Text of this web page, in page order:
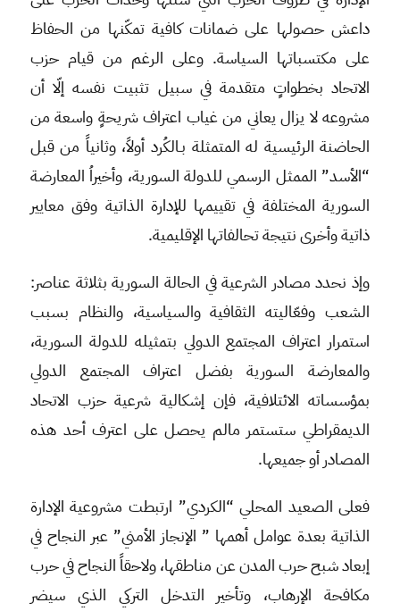
داعش حصولها على ضمانات كافية تمكّنها من الحفاظ
على مكتسباتها السياسة. وعلى الرغم من قيام حزب
الاتحاد بخطواتٍ متقدمة في سبيل تثبيت نفسه إلّا أن
مشروعه لا يزال يعاني من غياب اعتراف شريحةٍ واسعة من
الحاضنة الرئيسية له المتمثلة بـالكُرد أولاً، وثانياً من قبل
“الأسد” الممثل الرسمي للدولة السورية، وأخيراُ المعارضة
السورية المختلفة في تقييمها للإدارة الذاتية وفق معايير
ذاتية وأخرى نتيجة تحالفاتها الإقليمية.
وإذ نحدد مصادر الشرعية في الحالة السورية بثلاثة عناصر:
الشعب وفعّاليته الثقافية والسياسية، والنظام بسبب
استمرار اعتراف المجتمع الدولي بتمثيله للدولة السورية،
والمعارضة السورية بفضل اعتراف المجتمع الدولي
بمؤسساته الائتلافية، فإن إشكالية شرعية حزب الاتحاد
الديمقراطي ستستمر مالم يحصل على اعترف أحد هذه
المصادر أو جميعها.
فعلى الصعيد المحلي “الكردي” ارتبطت مشروعية الإدارة
الذاتية بعدة عوامل أهمها ” الإنجاز الأمني” عبر النجاح في
إبعاد شبح حرب المدن عن مناطقها، ولاحقاً النجاح في حرب
مكافحة الإرهاب، وتأخير التدخل التركي الذي سيضر